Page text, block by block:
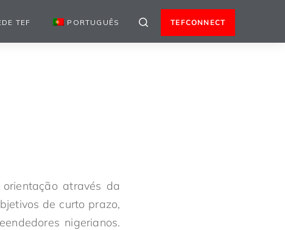
TEF PORTUGUÊS TEFCONNECT
através da
de curto prazo,
nigerianos.